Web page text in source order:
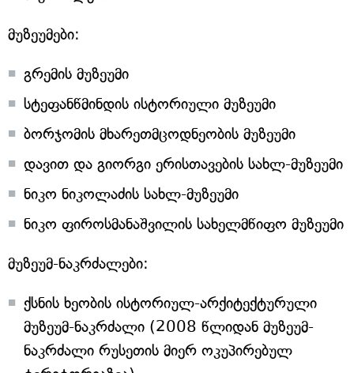
მუზეუმები:
გრემის მუზეუმი
სტეფანწმინდის ისტორიული მუზეუმი
ბორჯომის მხარეთმცოდნეობის მუზეუმი
დავით და გიორგი ერისთავების სახლ-მუზეუმი
ნიკო ნიკოლაძის სახლ-მუზეუმი
ნიკო ფიროსმანაშვილის სახელმწიფო მუზეუმი
მუზეუმ-ნაკრძალები:
ქსნის ხეობის ისტორიულ-არქიტექტურული
მუზეუმ-ნაკრძალი (2008 წლიდან მუზეუმ-
ნაკრძალი რუსეთის მიერ ოკუპირებულ